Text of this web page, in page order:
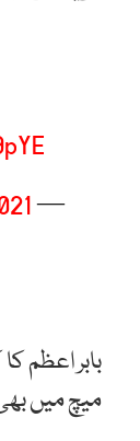
— Pakistan Cricket (@TheRealPCB)
میچ میں